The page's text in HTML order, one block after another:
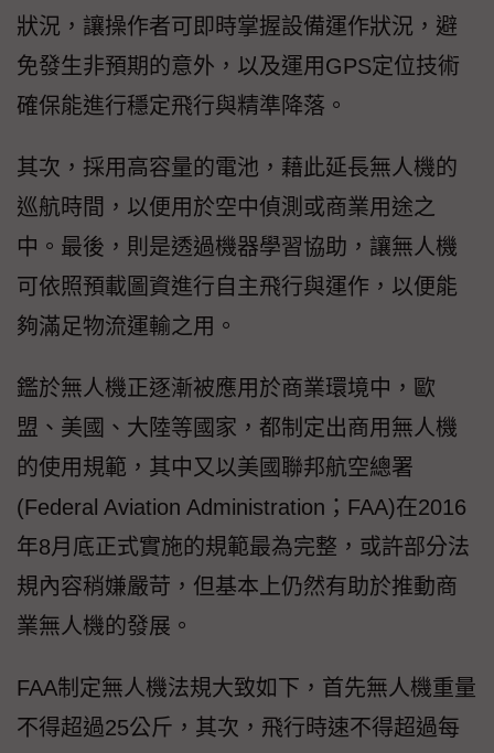
狀況，讓操作者可即時掌握設備運作狀況，避
免發生非預期的意外，以及運用GPS定位技術
確保能進行穩定飛行與精準降落。
其次，採用高容量的電池，藉此延長無人機的
巡航時間，以便用於空中偵測或商業用途之
中。最後，則是透過機器學習協助，讓無人機
可依照預載圖資進行自主飛行與運作，以便能
夠滿足物流運輸之用。
鑑於無人機正逐漸被應用於商業環境中，歐
盟、美國、大陸等國家，都制定出商用無人機
的使用規範，其中又以美國聯邦航空總署
(Federal Aviation Administration；FAA)在2016
年8月底正式實施的規範最為完整，或許部分法
規內容稍嫌嚴苛，但基本上仍然有助於推動商
業無人機的發展。
FAA制定無人機法規大致如下，首先無人機重量
不得超過25公斤，其次，飛行時速不得超過每